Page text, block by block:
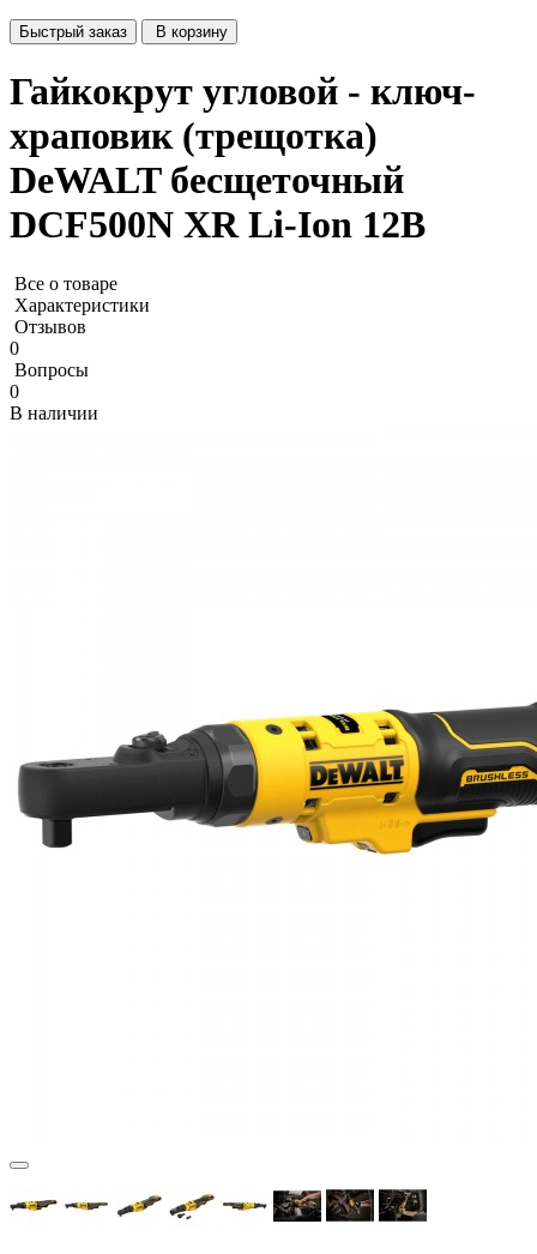
Быстрый заказ В корзину
Гайкокрут угловой - ключ-
храповик (трещотка)
DeWALT бесщеточный
DCF500N XR Li-Ion 12В
Все о товаре
Характеристики
Отзывов
0
Вопросы
0
В наличии